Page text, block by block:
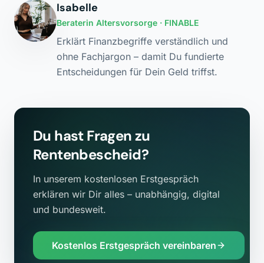
Isabelle
Beraterin Altersvorsorge · FINABLE
Erklärt Finanzbegriffe verständlich und
ohne Fachjargon – damit Du fundierte
Entscheidungen für Dein Geld triffst.
Du hast Fragen zu
Rentenbescheid?
In unserem kostenlosen Erstgespräch
erklären wir Dir alles – unabhängig, digital
und bundesweit.
Kostenlos Erstgespräch vereinbaren